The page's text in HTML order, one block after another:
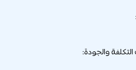
والجودة: